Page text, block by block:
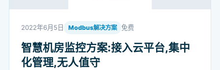
2022年6月5日 Modbus解决方案 免费
智慧机房监控方案:接入云平台,集中
化管理,无人值守